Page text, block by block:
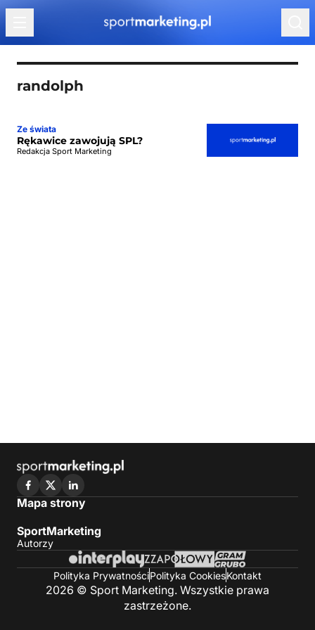
Przejdź do treści
randolph
Ze świata
Rękawice zawojują SPL?
Redakcja Sport Marketing
Mapa strony
SportMarketing
Autorzy
Polityka PrywatnościPolityka CookiesKontakt
2026 © Sport Marketing. Wszystkie prawa
zastrzeżone.